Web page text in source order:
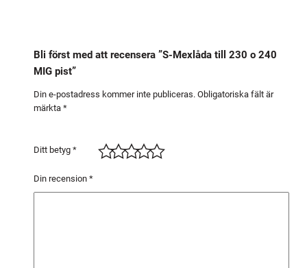
Bli först med att recensera ”S-Mexlåda till 230 o 240
MIG pist”
Din e-postadress kommer inte publiceras. Obligatoriska fält är
märkta *
Ditt betyg *
Din recension *